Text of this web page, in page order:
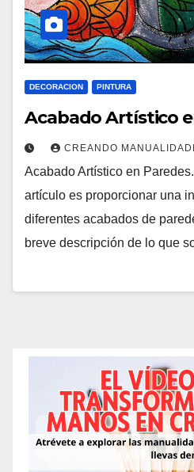
DECORACION PINTURA
Acabado Artístico
CREANDO
Acabado Artístico en
artículo es proporcionar una
diferentes acabados de
breve descripción de lo que